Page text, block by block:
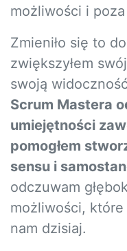
możliwości i poza
Zmieniło się to
zwiększyłem
swoją
Scrum Mastera
umiejętności
pomogłem
sensu i
odczuwam
możliwości,
nam dzisiaj.